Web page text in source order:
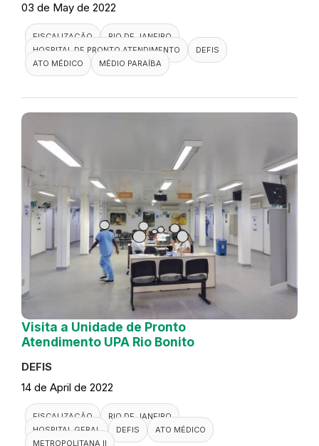
03 de May de 2022
FISCALIZAÇÃO
RIO DE JANEIRO
HOSPITAL DE PRONTO ATENDIMENTO
DEFIS
ATO MÉDICO
MÉDIO PARAÍBA
Visita a Unidade de Pronto
Atendimento UPA Rio Bonito
DEFIS
14 de April de 2022
FISCALIZAÇÃO
RIO DE JANEIRO
HOSPITAL GERAL
DEFIS
ATO MÉDICO
METROPOLITANA II